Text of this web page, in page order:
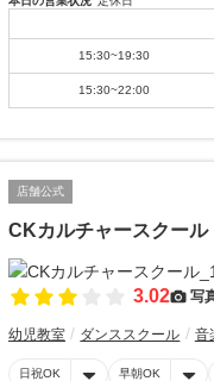
15:30~19:30
15:30~22:00
店舗公式
CKカルチャースクール
3.02 写
幼児教室 ダンススクール 音
日祝OK 早朝OK